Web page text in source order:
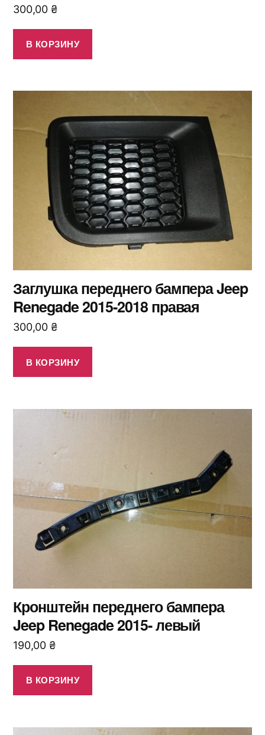
300,00 ₴
В КОРЗИНУ
Заглушка переднего бампера Jeep
Renegade 2015-2018 правая
300,00 ₴
В КОРЗИНУ
Кронштейн переднего бампера
Jeep Renegade 2015- левый
190,00 ₴
В КОРЗИНУ